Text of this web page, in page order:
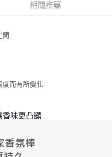
或服務，並由商店將買賣／分期付款
灣大哥大進項蒐集、處理及利用，
之確認、核對及更正。
繳費，但若您需要取消訂單，請聯絡
關疑問，請聯繫「AFTEE先享後付
support/home
料，並將交易相關給付款項請求債
人或監護人之同意方可使用
據個別帳號之用戶狀況，依本公司即
度不足之情形，本公司將視審查結果
日起不提供京站紙袋，取件時
詢問
相關推薦
間
度而有所變化